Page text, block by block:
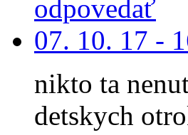
odpovedať
07. 10. 17 -
nikto ta
detskych